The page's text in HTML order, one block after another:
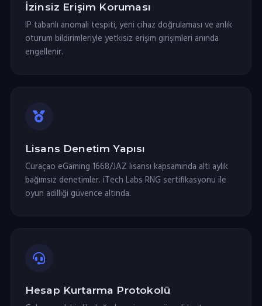
İzinsiz Erişim Koruması
IP tabanlı anomali tespiti, yeni cihaz doğrulaması ve anlık
oturum bildirimleriyle yetkisiz erişim girişimleri anında
engellenir.
Lisans Denetim Yapısı
Curaçao eGaming 1668/JAZ lisansı kapsamında altı aylık
bağımsız denetimler. iTech Labs RNG sertifikasyonu ile
oyun adilliği güvence altında.
Hesap Kurtarma Protokolü